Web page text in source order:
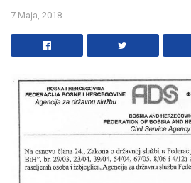
7 Maja, 2018